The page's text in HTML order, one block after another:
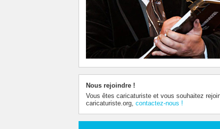
Nous rejoindre !
Vous êtes caricaturiste et vous souhaitez
caricaturiste.org, contactez-nous !